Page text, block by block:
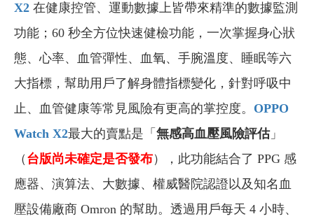
X2 在健康控管、運動數據上皆帶來精準的數據監測
功能；60 秒全方位快速健檢功能，一次掌握身心狀
態、心率、血管彈性、血氧、手腕溫度、睡眠等六
大指標，幫助用戶了解身體指標變化，針對呼吸中
止、血管健康等常見風險有更高的掌控度。 OPPO
Watch X2最大的賣點是「 無感高血壓風險評估」
（ 台版尚未確定是否發布），此功能結合了 PPG 感
應器、演算法、大數據、權威醫院認證以及知名血
壓設備廠商 Omron 的幫助。透過用戶每天 4 小時、